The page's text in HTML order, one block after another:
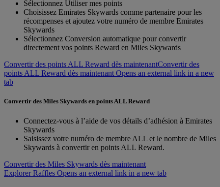
Sélectionnez Utiliser mes points
Choisissez Emirates Skywards comme partenaire pour les
récompenses et ajoutez votre numéro de membre Emirates
Skywards
Sélectionnez Conversion automatique pour convertir
directement vos points Reward en Miles Skywards
Convertir des points ALL Reward dès maintenantConvertir des
points ALL Reward dès maintenant Opens an external link in a new
tab
Convertir des Miles Skywards en points ALL Reward
Connectez-vous à l’aide de vos détails d’adhésion à Emirates
Skywards
Saisissez votre numéro de membre ALL et le nombre de Miles
Skywards à convertir en points ALL Reward.
Convertir des Miles Skywards dès maintenant
Explorer Raffles Opens an external link in a new tab